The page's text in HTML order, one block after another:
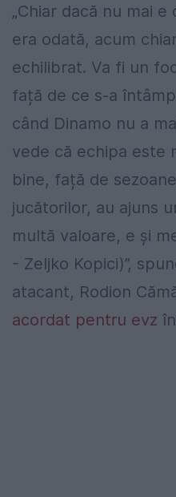
„Chiar dacă nu mai
era odată, acum
echilibrat. Va fi un
față de ce s-a
când Dinamo nu a
vede că echipa este
bine, față de
jucătorilor, au ajuns
multă valoare, e și
- Zeljko Kopici)”,
atacant, Rodion
acordat pentru evz